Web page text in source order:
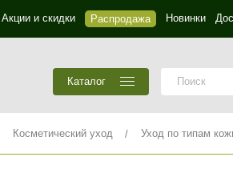
Акции и скидки Распродажа Новинки
Каталог
Косметический уход Уход по типам